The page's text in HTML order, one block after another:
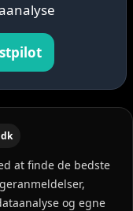
at finde de bedste
og egne